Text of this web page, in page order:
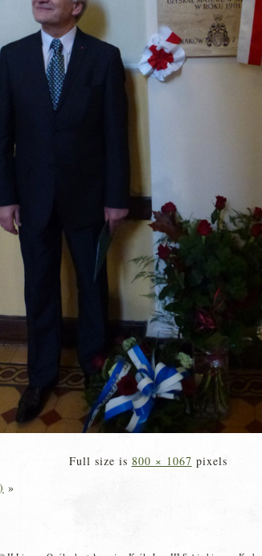
Full size is 800 × 1067 pixels
»